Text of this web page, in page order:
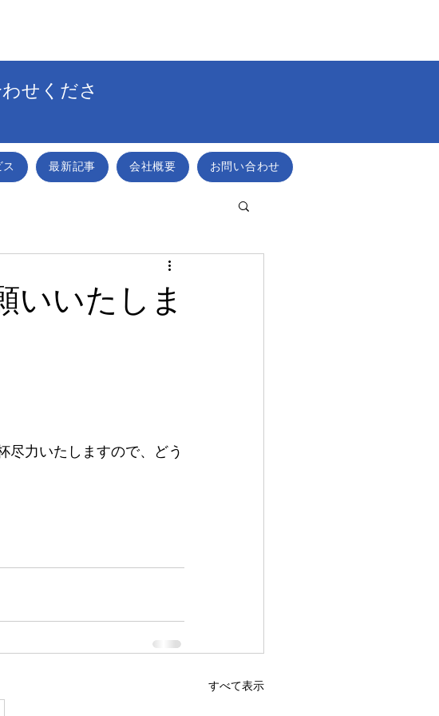
いいたしま
尽力いたしますので、どう
すべて表示
せくださ
最新記事 会社概要 お問い合わせ